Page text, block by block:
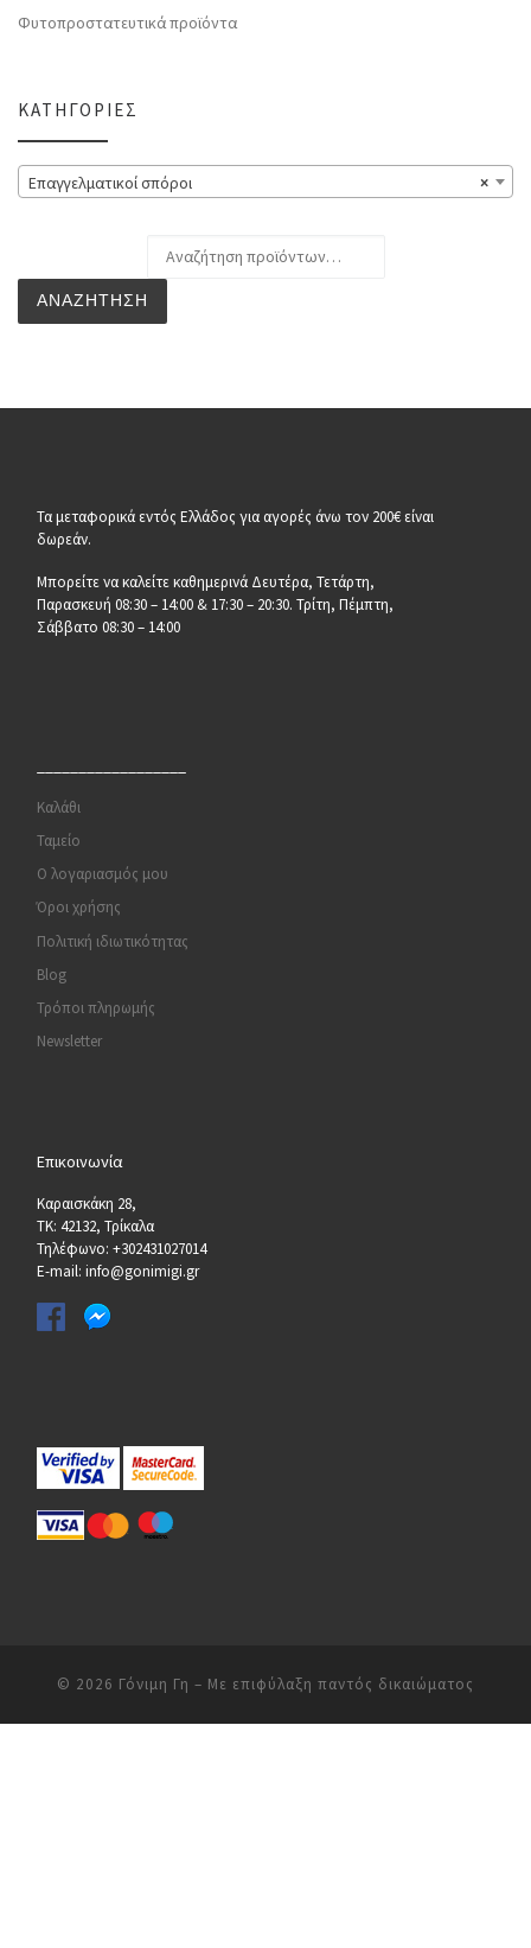
Φυτοπροστατευτικά προϊόντα
ΚΑΤΗΓΟΡΊΕΣ
×
Επαγγελματικοί σπόροι
ΑΝΑΖΉΤΗΣΗ
Τα μεταφορικά εντός Ελλάδος για αγορές άνω τον 200€ είναι
δωρεάν.
Μπορείτε να καλείτε καθημερινά Δευτέρα, Τετάρτη,
Παρασκευή 08:30 – 14:00 & 17:30 – 20:30. Τρίτη, Πέμπτη,
Σάββατο 08:30 – 14:00
Καλάθι
Ταμείο
Ο λογαριασμός μου
Όροι χρήσης
Πολιτική ιδιωτικότητας
Blog
Τρόποι πληρωμής
Newsletter
Επικοινωνία
Καραισκάκη 28,
ΤΚ: 42132, Τρίκαλα
Τηλέφωνο: +302431027014
E-mail: info@gonimigi.gr
© 2026 Γόνιμη Γη – Με επιφύλαξη παντός δικαιώματος